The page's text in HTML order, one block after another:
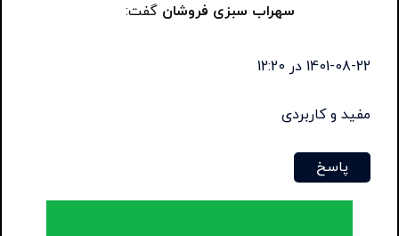
سهراب سبزی فروشان گفت:
1401-08-22 در 12:20
مفید و کاربردی
پاسخ